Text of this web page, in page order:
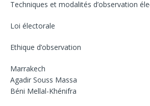
Techniques et modalités d’observation
Loi électorale
Ethique d’observation
Marrakech
Agadir Souss Massa
Béni Mellal-Khénifra